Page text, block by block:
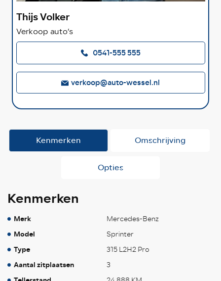
Thijs Volker
Verkoop auto’s
0541-555 555
verkoop@auto-wessel.nl
Kenmerken Omschrijving
Opties
Kenmerken
Merk Mercedes-Benz
Model Sprinter
Type 315 L2H2 Pro
Aantal zitplaatsen 3